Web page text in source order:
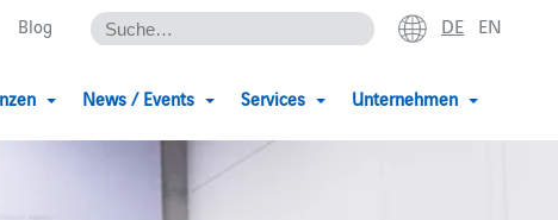
Blog DE EN
News / Events Services Unternehmen